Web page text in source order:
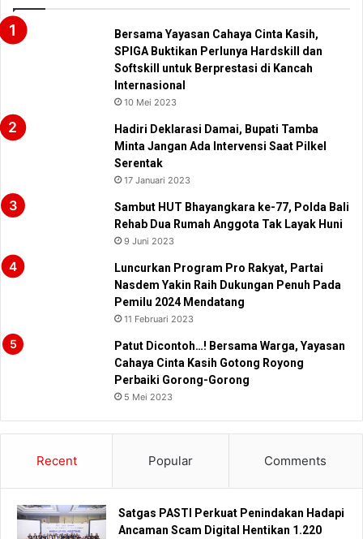
Bersama Yayasan Cahaya Cinta Kasih,
SPIGA Buktikan Perlunya Hardskill dan
Softskill untuk Berprestasi di Kancah
Internasional
10 Mei 2023
Hadiri Deklarasi Damai, Bupati Tamba
Minta Jangan Ada Intervensi Saat Pilkel
Serentak
17 Januari 2023
Sambut HUT Bhayangkara ke-77, Polda Bali
Rehab Dua Rumah Anggota Tak Layak Huni
9 Juni 2023
Luncurkan Program Pro Rakyat, Partai
Nasdem Yakin Raih Dukungan Penuh Pada
Pemilu 2024 Mendatang
11 Februari 2023
Patut Dicontoh…! Bersama Warga, Yayasan
Cahaya Cinta Kasih Gotong Royong
Perbaiki Gorong-Gorong
5 Mei 2023
Recent Popular Comments
Satgas PASTI Perkuat Penindakan Hadapi
Ancaman Scam Digital Hentikan 1.220